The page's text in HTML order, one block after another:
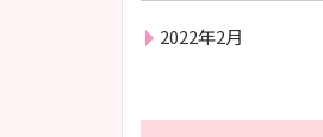
2022年2月